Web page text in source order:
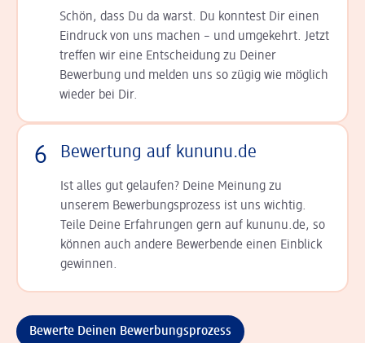
Schön, dass Du da warst. Du konntest Dir einen
Ein­druck von uns machen – und umgekehrt. Jetzt
tref­fen wir eine Entscheidung zu Deiner
Bewerbung und melden uns so zügig wie möglich
wieder bei Dir.
6 Bewertung auf kununu.de
Ist alles gut gelaufen? Deine Meinung zu
unserem Bewerbungsprozess ist uns wichtig.
Teile Deine Erfahrungen gern auf kununu.de, so
können auch andere Bewerbende einen Einblick
gewinnen.
Bewerte Deinen Bewerbungsprozess